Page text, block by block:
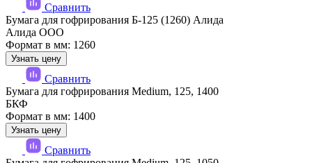
Сравнить
Бумага для гофрирования Б-125 (1260) Алида
Алида ООО
Формат в мм: 1260
Узнать цену
Сравнить
Бумага для гофрирования Medium, 125, 1400
БКФ
Формат в мм: 1400
Узнать цену
Сравнить